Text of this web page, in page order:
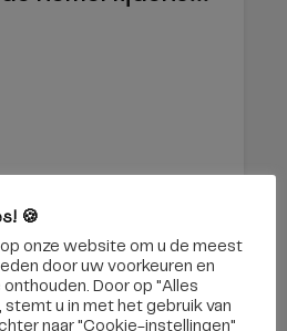
🍪
onze website om u de meest
door uw voorkeuren en
Door op "Alles
u in met het gebruik van
naar "Cookie-instellingen"